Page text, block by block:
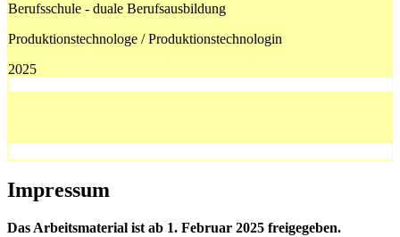
Berufsschule - duale Berufsausbildung
Produktionstechnologe / Produktionstechnologin
2025
Impressum
Das Arbeitsmaterial ist ab 1. Februar 2025 freigegeben.